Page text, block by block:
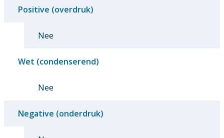
Positive (overdruk)
Nee
Wet (condenserend)
Nee
Negative (onderdruk)